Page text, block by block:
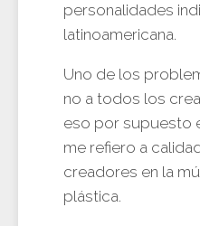
personalidades
latinoamericana.
Uno de los
no a todos los
eso por supuesto
me refiero a
creadores en la
plástica.